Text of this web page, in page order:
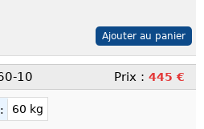
10 Prix : 445 €
60 kg